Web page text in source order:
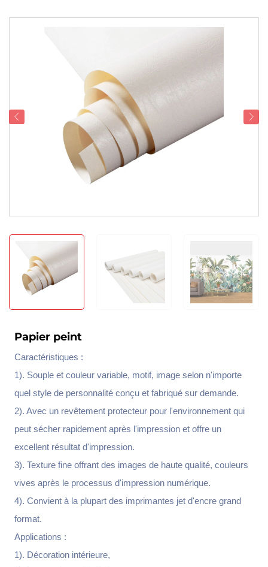
Papier peint
Caractéristiques :
1). Souple et couleur variable, motif, image selon n'importe
quel style de personnalité conçu et fabriqué sur demande.
2). Avec un revêtement protecteur pour l'environnement qui
peut sécher rapidement après l'impression et offre un
excellent résultat d'impression.
3). Texture fine offrant des images de haute qualité, couleurs
vives après le processus d'impression numérique.
4). Convient à la plupart des imprimantes jet d'encre grand
format.
Applications :
1). Décoration intérieure,